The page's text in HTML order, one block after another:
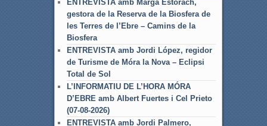
ENTREVISTA amb Marga Estorach,
gestora de la Reserva de la Biosfera de
les Terres de l’Ebre – Camins de la
Biosfera
ENTREVISTA amb Jordi López, regidor
de Turisme de Móra la Nova – Eclipsi
Total de Sol
L’INFORMATIU DE L’HORA MÓRA
D’EBRE amb Albert Fuertes i Cel Prieto
(07-08-2026)
ENTREVISTA amb Jordi Palmero,